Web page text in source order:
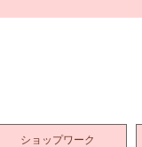
ショップワーク